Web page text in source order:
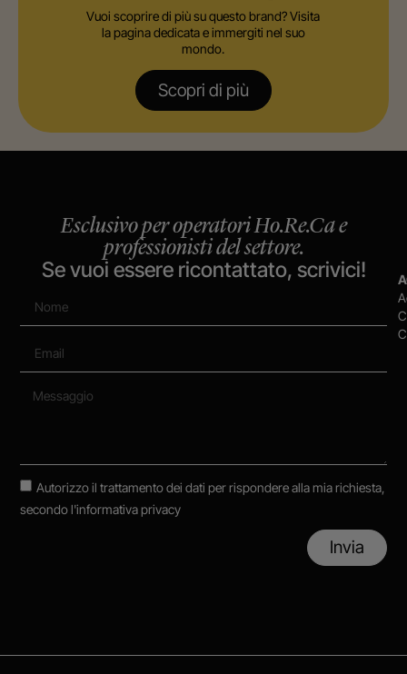
Vuoi scoprire di più su questo brand? Visita
la pagina dedicata e immergiti nel suo
mondo.
Scopri di più
Esclusivo per operatori Ho.Re.Ca e
professionisti del settore.
Se vuoi essere ricontattato, scrivici!
Autorizzo il trattamento dei dati per rispondere alla mia richiesta,
secondol'informativa privacy
Invia